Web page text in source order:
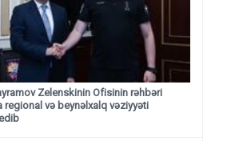
Zelenskinin Ofisinin rəhbəri
regional və beynəlxalq vəziyyəti